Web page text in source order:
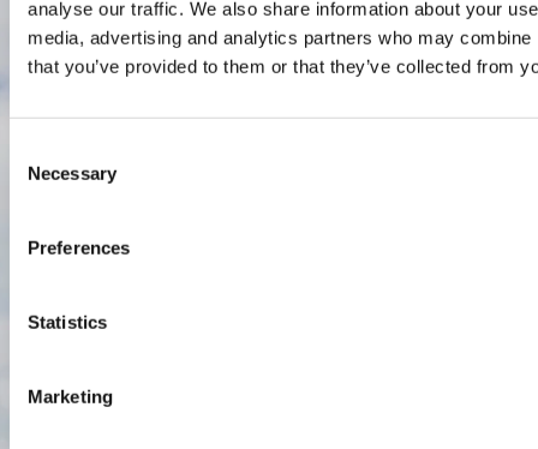
analyse our traffic. We also share information about your
media, advertising and analytics partners who may
that you’ve provided to them or that they’ve collected from
Selection
Necessary
Preferences
Statistics
Marketing
Contact
Nyenrode Business Universiteit
Straatweg 25, 3621 BG Breukelen
SPO Den Haag
Pr. Margrietplantsoen 90,